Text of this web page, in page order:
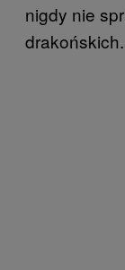
nigdy nie
drakońskich.